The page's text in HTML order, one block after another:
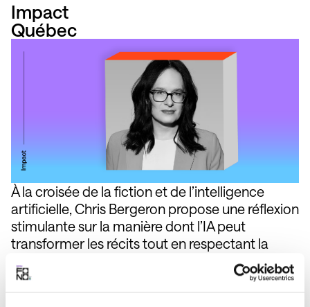
Impact
Québec
À la croisée de la fiction et de l’intelligence
artificielle, Chris Bergeron propose une réflexion
stimulante sur la manière dont l’IA peut
transformer les récits tout en respectant la
conférence inspirante pour repenser l’écriture
de demain, explorer les enjeux éthiques de la